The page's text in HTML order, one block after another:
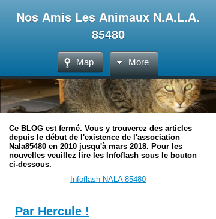
Nos Amis Les Animaux N.A.L.A.
85480
Map More
Ce BLOG est fermé. Vous y trouverez des articles
depuis le début de l'existence de l'association
Nala85480 en 2010 jusqu'à mars 2018. Pour les
nouvelles veuillez lire les Infoflash sous le bouton
ci-dessous.
Infoflash NALA 85480
Par Hercule !